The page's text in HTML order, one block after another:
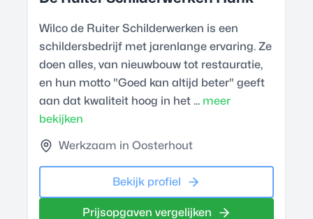
Wilco de Ruiter Schilderwerken is een
schildersbedrijf met jarenlange ervaring. Ze
doen alles, van nieuwbouw tot restauratie,
en hun motto "Goed kan altijd beter" geeft
aan dat kwaliteit hoog in het ... meer
bekijken
Werkzaam in Oosterhout
Bekijk profiel
Prijsopgaven vergelijken